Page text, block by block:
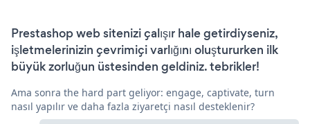
Prestashop web sitenizi çalışır hale getirdiyseniz,
işletmelerinizin çevrimiçi varlığını oluştururken ilk
büyük zorluğun üstesinden geldiniz. tebrikler!
Ama sonra the hard part geliyor: engage, captivate, turn
nasıl yapılır ve daha fazla ziyaretçi nasıl desteklenir?